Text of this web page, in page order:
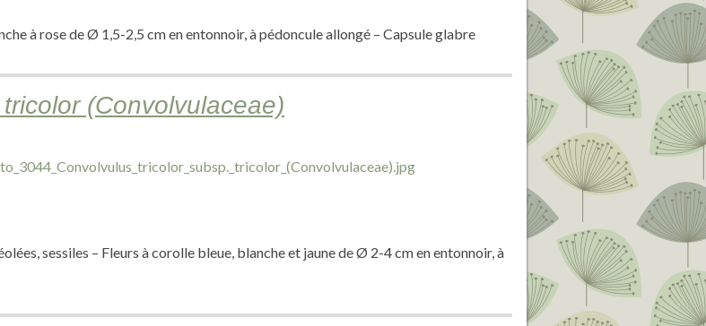
à rose de Ø 1,5-2,5 cm en entonnoir, à pédoncule allongé – Capsule glabre
(Convolvulaceae)
sessiles – Fleurs à corolle bleue, blanche et jaune de Ø 2-4 cm en entonnoir, à